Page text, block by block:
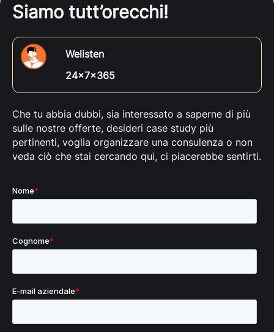
Siamo tutt’orecchi!
Welisten
24x7x365
Che tu abbia dubbi, sia interessato a saperne di più
sulle nostre offerte, desideri case study più
pertinenti, voglia organizzare una consulenza o non
veda ciò che stai cercando qui, ci piacerebbe sentirti.